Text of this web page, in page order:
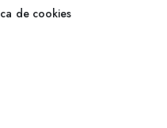
de cookies